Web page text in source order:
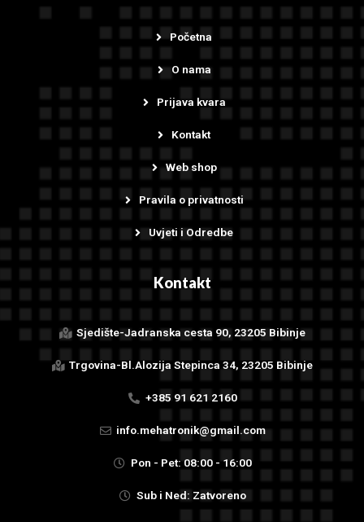
Početna
O nama
Prijava kvara
Kontakt
Web shop
Pravila o privatnosti
Uvjeti i Odredbe
Kontakt
Sjedište-Jadranska cesta 90, 23205 Bibinje
Trgovina-Bl.Alozija Stepinca 34, 23205 Bibinje
+385 91 621 2160
info.mehatronik@gmail.com
Pon - Pet: 08:00 - 16:00
Sub i Ned: Zatvoreno